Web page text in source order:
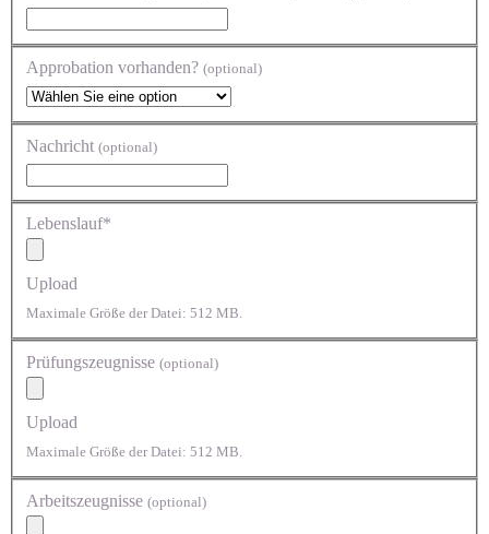
Approbation vorhanden? (optional)
Nachricht (optional)
Lebenslauf*
Upload
Maximale Größe der Datei: 512 MB.
Prüfungszeugnisse (optional)
Upload
Maximale Größe der Datei: 512 MB.
Arbeitszeugnisse (optional)